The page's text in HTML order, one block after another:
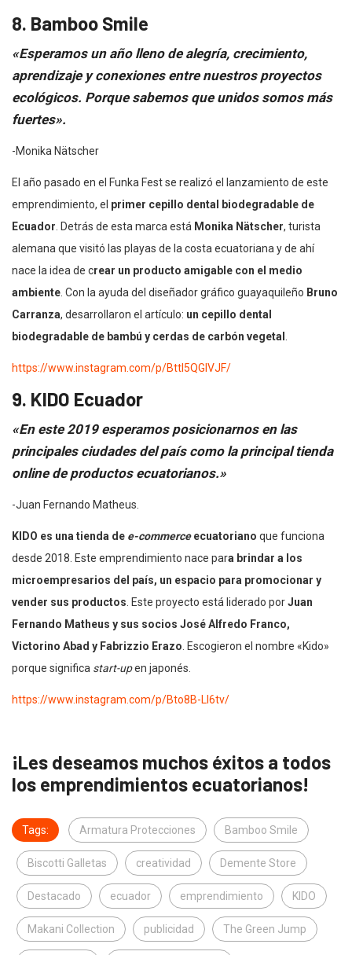
8. Bamboo Smile
«Esperamos un año lleno de alegría, crecimiento,
aprendizaje y conexiones entre nuestros proyectos
ecológicos. Porque sabemos que unidos somos más
fuertes».
-Monika Nätscher
El año pasado en el Funka Fest se realizó el lanzamiento de este
emprendimiento, el primer cepillo dental biodegradable de
Ecuador. Detrás de esta marca está Monika Nätscher, turista
alemana que visitó las playas de la costa ecuatoriana y de ahí
nace la idea de crear un producto amigable con el medio
ambiente. Con la ayuda del diseñador gráfico guayaquileño Bruno
Carranza, desarrollaron el artículo: un cepillo dental
biodegradable de bambú y cerdas de carbón vegetal .
https://www.instagram.com/p/Bttl5QGlVJF/
9. KIDO Ecuador
«En este 2019 esperamos posicionarnos en las
principales ciudades del país como la principal tienda
online de productos ecuatorianos.»
-Juan Fernando Matheus.
KIDO es una tienda de e-commerceecuatoriano que funciona
desde 2018. Este emprendimiento nace para brindar a los
microempresarios del país, un espacio para promocionar y
vender sus productos. Este proyecto está liderado porJuan
Fernando Matheus y sus socios José Alfredo Franco,
Victorino Abad y Fabrizzio Erazo. Escogieron el nombre «Kido»
porque significa start-upen japonés.
https://www.instagram.com/p/Bto8B-Ll6tv/
¡Les deseamos muchos éxitos a todos
los emprendimientos ecuatorianos!
Tags: Armatura Protecciones Bamboo Smile
Biscotti Galletas creatividad Demente Store
Destacado ecuador emprendimiento KIDO
Makani Collection publicidad The Green Jump